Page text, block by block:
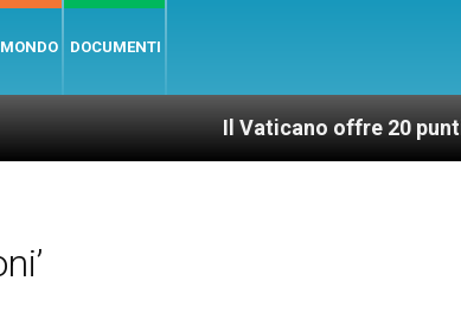
DOCUMENTI
Il Vaticano offre 20 punti per un